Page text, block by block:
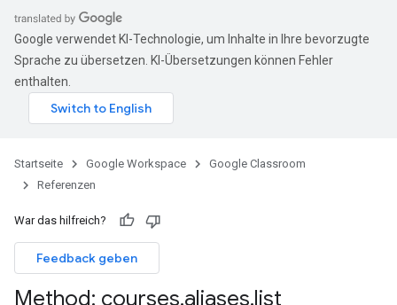
Google verwendet KI-Technologie, um Inhalte in Ihre bevorzugte
Sprache zu übersetzen. KI-Übersetzungen können Fehler
enthalten.
Startseite Google Workspace
Google Classroom
Referenzen
War das hilfreich?
Feedback geben
Method: courses.aliases.list